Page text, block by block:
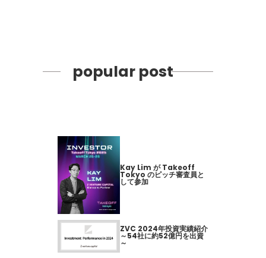
popular post
Kay Lim が Takeoff
Tokyo のピッチ審査員と
して参加
ZVC 2024年投資実績紹介
～54社に約52億円を出資
～